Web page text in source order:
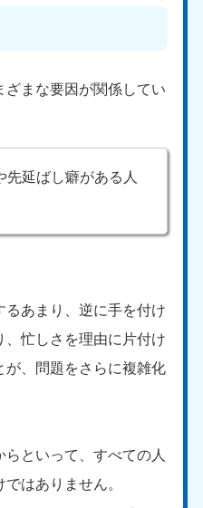
ざまな要因が関係してい
先延ばし癖がある人
あまり、逆に手を付け
、忙しさを理由に片付け
が、問題をさらに複雑化
といって、すべての人
はありません。